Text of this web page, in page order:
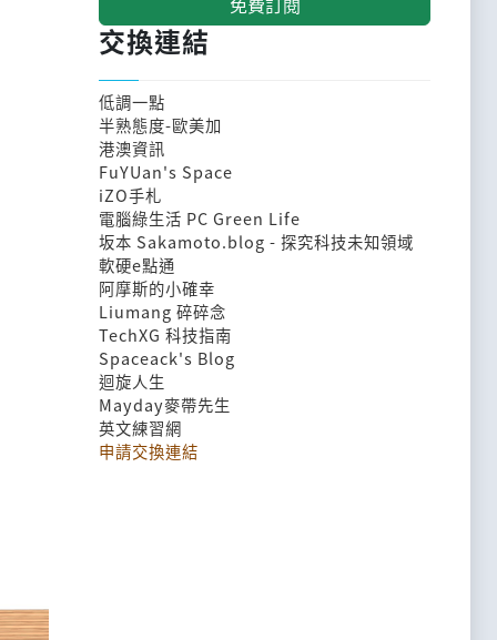
交換連結
低調一點
半熟態度-歐美加
港澳資訊
FuYUan's Space
iZO手札
電腦綠生活 PC Green Life
坂本 Sakamoto.blog - 探究科技未知領域
軟硬e點通
阿摩斯的小確幸
Liumang 碎碎念
TechXG 科技指南
Spaceack's Blog
迴旋人生
Mayday麥帶先生
英文練習網
申請交換連結